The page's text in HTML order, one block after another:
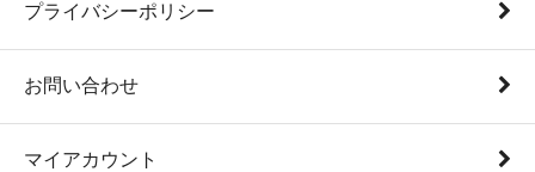
プライバシーポリシー
お問い合わせ
マイアカウント